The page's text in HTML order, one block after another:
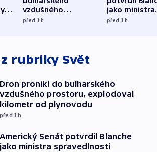
vzdušného
prostoru,
před 1h
jako ministra
před 1h
rubriky Svět
Dron pronikl do bulharského
vzdušného prostoru, explodoval
kilometr od plynovodu
před 1h
Americký Senát potvrdil Blanche
jako ministra spravedlnosti